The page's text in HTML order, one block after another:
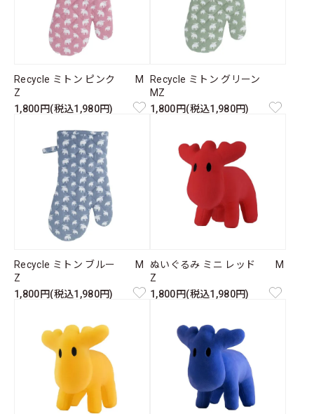
Recycle ミトン ピンク M
Z
1,800円(税込1,980円)
Recycle ミトン グリーン
MZ
1,800円(税込1,980円)
Recycle ミトン ブルー M
Z
1,800円(税込1,980円)
ぬいぐるみ ミニ レッド M
Z
1,800円(税込1,980円)